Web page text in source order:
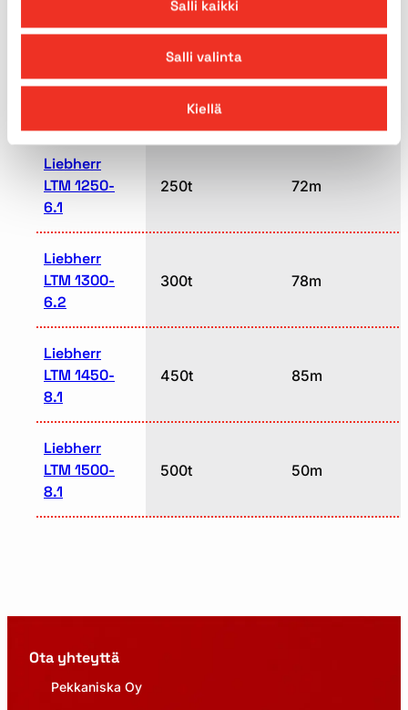
Salli kaikki
Salli valinta
Kiellä
LTM 1230-
230t 75m
Liebherr
LTM 1250-
6.1
250t 72m
Liebherr
LTM 1300-
6.2
300t 78m
Liebherr
LTM 1450-
8.1
450t 85m
Liebherr
LTM 1500-
8.1
500t 50m
Ota yhteyttä
Pekkaniska Oy